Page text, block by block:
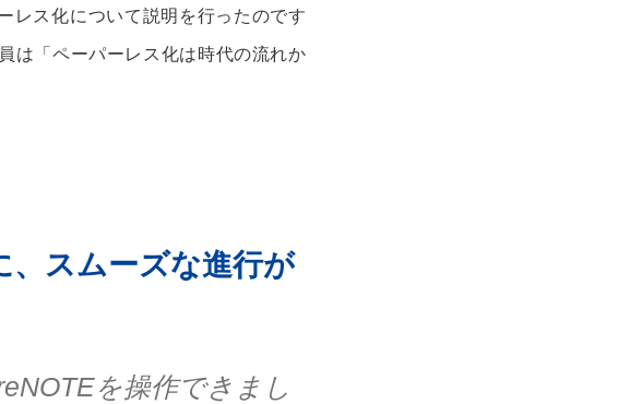
レス化について説明を行ったのです
は「ペーパーレス化は時代の流れか
、スムーズな進行が
を操作できまし